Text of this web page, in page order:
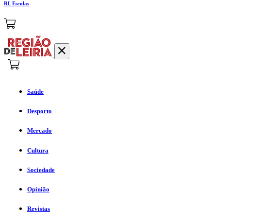
RL Escolas
Saúde
Desporto
Mercado
Cultura
Sociedade
Opinião
Revistas